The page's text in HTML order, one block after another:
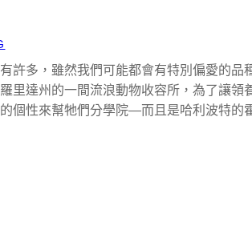
許多，雖然我們可能都會有特別偏愛的品
里達州的一間流浪動物收容所，為了讓領
個性來幫牠們分學院—而且是哈利波特的